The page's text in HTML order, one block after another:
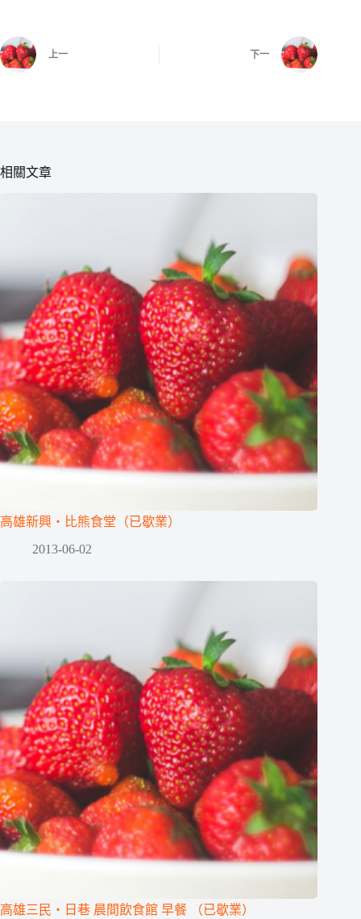
上一 下一
相關文章
高雄新興‧比熊食堂（已歇業）
2013-06-02
高雄三民‧日巷 晨間飲食館 早餐 （已歇業）